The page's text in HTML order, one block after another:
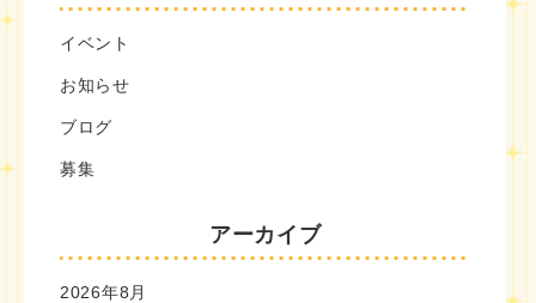
イベント
お知らせ
ブログ
募集
アーカイブ
2026年8月